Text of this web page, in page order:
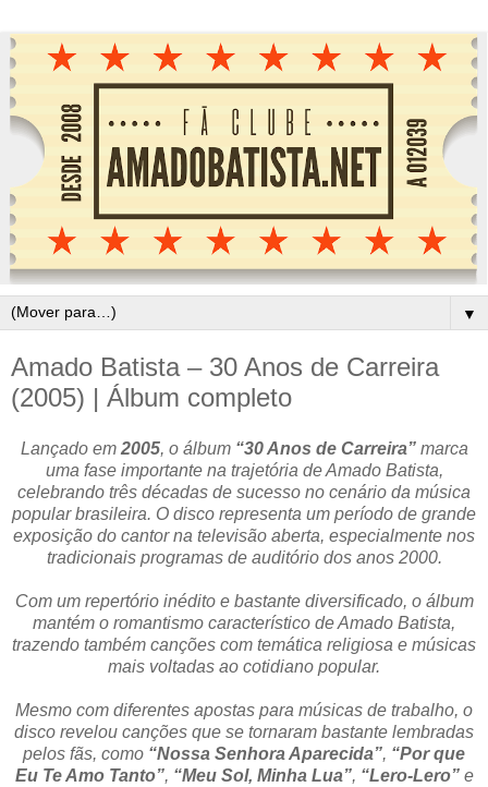
▼
Amado Batista – 30 Anos de Carreira
(2005) | Álbum completo
Lançado em 2005, o álbum “30 Anos de Carreira”marca
uma fase importante na trajetória de Amado Batista,
celebrando três décadas de sucesso no cenário da música
popular brasileira. O disco representa um período de grande
exposição do cantor na televisão aberta, especialmente nos
tradicionais programas de auditório dos anos 2000.
Com um repertório inédito e bastante diversificado, o álbum
mantém o romantismo característico de Amado Batista,
trazendo também canções com temática religiosa e músicas
mais voltadas ao cotidiano popular.
Mesmo com diferentes apostas para músicas de trabalho, o
disco revelou canções que se tornaram bastante lembradas
pelos fãs, como “Nossa Senhora Aparecida”, “Por que
Eu Te Amo Tanto”, “Meu Sol, Minha Lua”, “Lero-Lero”e